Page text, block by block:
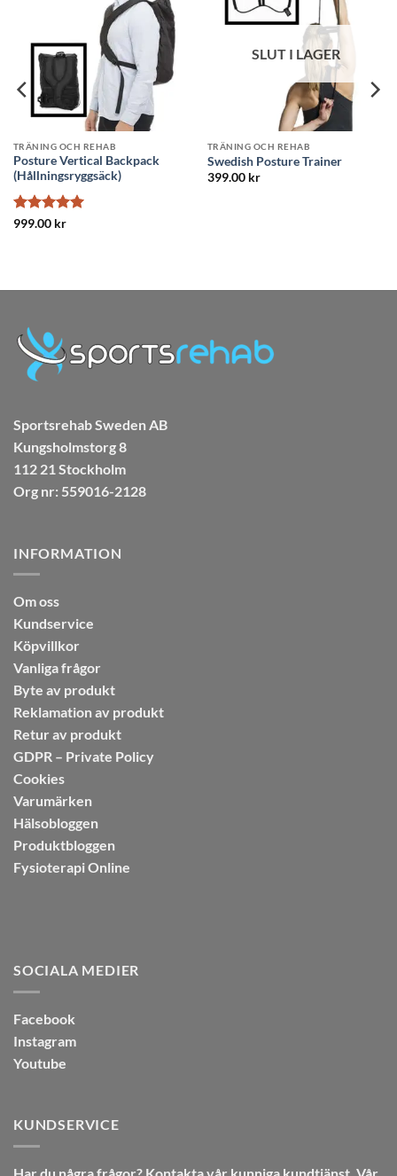
SLUT I LAGER
REHAB
Posture Trainer
SLUT I LAGER
TRÄNING OCH REHAB
Balansplatta
Sportsrehab Sweden AB
Kungsholmstorg 8
112 21 Stockholm
Org nr: 559016-2128
INFORMATION
Om oss
Kundservice
Köpvillkor
Vanliga frågor
Byte av produkt
Reklamation av produkt
Retur av produkt
GDPR – Private Policy
Cookies
Varumärken
Hälsobloggen
Produktbloggen
Fysioterapi Online
SOCIALA MEDIER
Facebook
Instagram
Youtube
KUNDSERVICE